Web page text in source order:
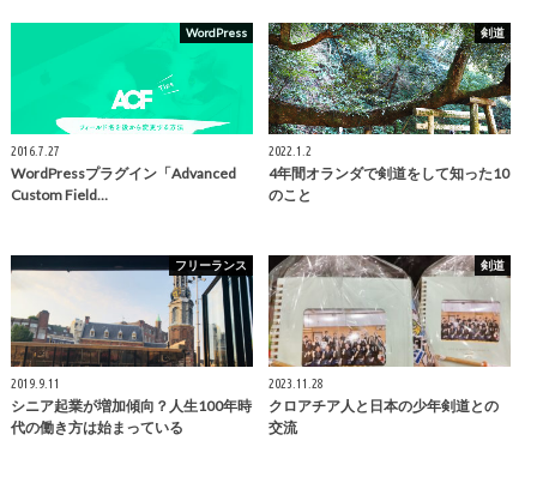
WordPress
2016.7.27
WordPressプラグイン「Advanced
Custom Field…
剣道
2022.1.2
4年間オランダで剣道をして知った10
のこと
フリーランス
2019.9.11
シニア起業が増加傾向？人生100年時
代の働き方は始まっている
剣道
2023.11.28
クロアチア人と日本の少年剣道との
交流